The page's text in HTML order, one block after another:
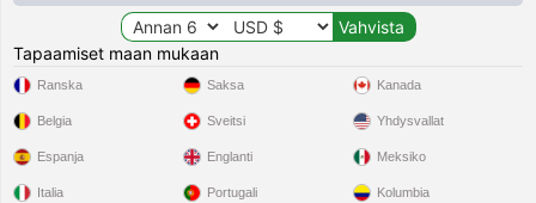
Tapaamiset maan mukaan
Ranska
Belgia
Espanja
Italia
Saksa
Sveitsi
Englanti
Portugali
Kanada
Yhdysvallat
Meksiko
Kolumbia